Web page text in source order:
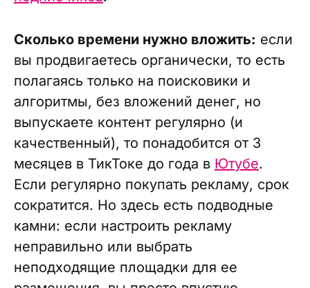
Сколько времени нужно вложить: если
вы продвигаетесь органически, то есть
полагаясь только на поисковики и
алгоритмы, без вложений денег, но
выпускаете контент регулярно (и
качественный), то понадобится от 3
месяцев в ТикТоке до года в Ютубе.
Если регулярно покупать рекламу, срок
сократится. Но здесь есть подводные
камни: если настроить рекламу
неправильно или выбрать
неподходящие площадки для ее